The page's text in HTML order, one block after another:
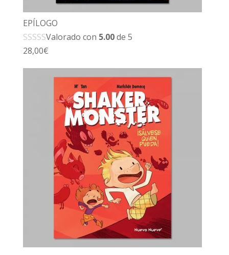
EPÍLOGO
Valorado con 5.00de 5
28,00€